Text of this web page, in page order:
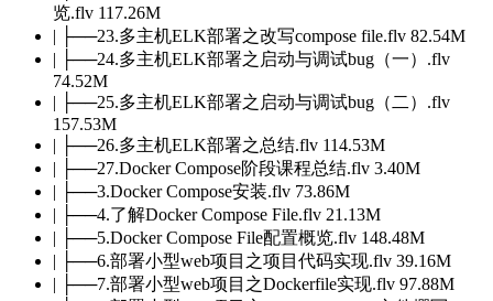
览.flv 117.26M
| ├──23.多主机ELK部署之改写compose file.flv 82.54M
| ├──24.多主机ELK部署之启动与调试bug（一）.flv
74.52M
| ├──25.多主机ELK部署之启动与调试bug（二）.flv
157.53M
| ├──26.多主机ELK部署之总结.flv 114.53M
| ├──27.Docker Compose阶段课程总结.flv 3.40M
| ├──3.Docker Compose安装.flv 73.86M
| ├──4.了解Docker Compose File.flv 21.13M
| ├──5.Docker Compose File配置概览.flv 148.48M
| ├──6.部署小型web项目之项目代码实现.flv 39.16M
| ├──7.部署小型web项目之Dockerfile实现.flv 97.88M